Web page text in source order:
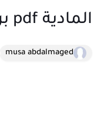
المادية pdf برابط مباشر
musa abdalmaged